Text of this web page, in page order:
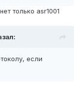
только asr1001
если